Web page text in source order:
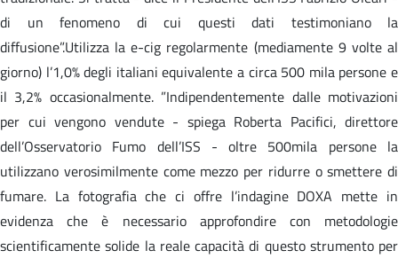
di un fenomeno di cui questi dati testimoniano la
diffusione”.Utilizza la e-cig regolarmente (mediamente 9 volte al
giorno) l’1,0% degli italiani equivalente a circa 500 mila persone e
il 3,2% occasionalmente. ”Indipendentemente dalle motivazioni
per cui vengono vendute - spiega Roberta Pacifici, direttore
dell’Osservatorio Fumo dell’ISS - oltre 500mila persone la
utilizzano verosimilmente come mezzo per ridurre o smettere di
fumare. La fotografia che ci offre l’indagine DOXA mette in
evidenza che è necessario approfondire con metodologie
scientificamente solide la reale capacità di questo strumento per